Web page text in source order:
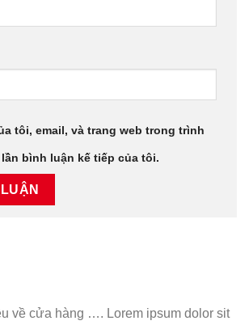
tôi, email, và trang web trong trình
bình luận kế tiếp của tôi.
về cửa hàng …. Lorem ipsum dolor sit